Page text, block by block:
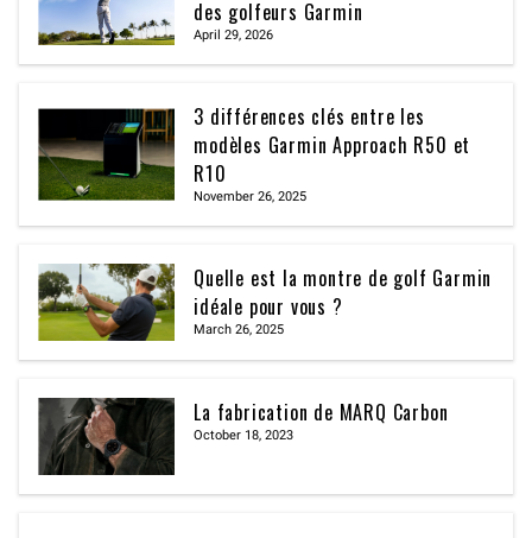
des golfeurs Garmin
April 29, 2026
3 différences clés entre les
modèles Garmin Approach R50 et
R10
November 26, 2025
Quelle est la montre de golf Garmin
idéale pour vous ?
March 26, 2025
La fabrication de MARQ Carbon
October 18, 2023